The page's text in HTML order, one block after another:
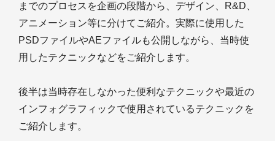
までのプロセスを企画の段階から、デザイン、R&D、
アニメーション等に分けてご紹介。実際に使用した
PSDファイルやAEファイルも公開しながら、当時使
用したテクニックなどをご紹介します。
後半は当時存在しなかった便利なテクニックや最近の
インフォグラフィックで使用されているテクニックを
ご紹介します。